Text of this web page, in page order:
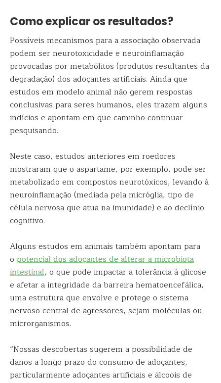
Como explicar os resultados?
Possíveis mecanismos para a associação observada
podem ser neurotoxicidade e neuroinflamação
provocadas por metabólitos (produtos resultantes da
degradação) dos adoçantes artificiais. Ainda que
estudos em modelo animal não gerem respostas
conclusivas para seres humanos, eles trazem alguns
indícios e apontam em que caminho continuar
pesquisando.
Neste caso, estudos anteriores em roedores
mostraram que o aspartame, por exemplo, pode ser
metabolizado em compostos neurotóxicos, levando à
neuroinflamação (mediada pela micróglia, tipo de
célula nervosa que atua na imunidade) e ao declínio
cognitivo.
Alguns estudos em animais também apontam para
o potencial dos adoçantes de alterar a microbiota
intestinal, o que pode impactar a tolerância à glicose
e afetar a integridade da barreira hematoencefálica,
uma estrutura que envolve e protege o sistema
nervoso central de agressores, sejam moléculas ou
microrganismos.
“Nossas descobertas sugerem a possibilidade de
danos a longo prazo do consumo de adoçantes,
particularmente adoçantes artificiais e álcoois de